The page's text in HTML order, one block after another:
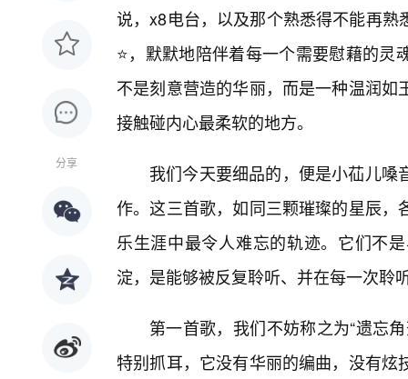
分享
说，x8电台，以及那个熟悉得不能再
⭐，默默地陪伴着每一个需要慰藉的
不是刻意营造的华丽，而是一种温润
接触碰内心最柔软的地方。
我们今天要细品的，便是小苮儿
作。这三首歌，如同三颗璀璨的星辰
乐生涯中最令人难忘的轨迹。它们不
淀，是能够被反复聆听、并在每一次聆
第一首歌，我们不妨称之为“遗忘
特别抓耳，它没有华丽的编曲，没有